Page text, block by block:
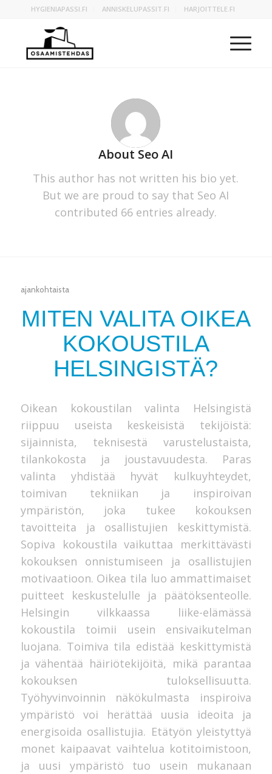
HYGIENIAPASSI.FI ANNISKELUPASSIT.FI HARJOITTELE.FI
About Seo AI
This author has not written his bio yet.
But we are proud to say that Seo AI
contributed 66 entries already.
ajankohtaista
MITEN VALITA OIKEA
KOKOUSTILA
HELSINGISTÄ?
Oikean kokoustilan valinta Helsingistä
riippuu useista keskeisistä tekijöistä:
sijainnista, teknisestä varustelustaista,
tilankokosta ja joustavuudesta. Paras
valinta yhdistää hyvät kulkuyhteydet,
toimivan tekniikan ja inspiroivan
ympäristön, joka tukee kokouksen
tavoitteita ja osallistujien keskittymistä.
Sopiva kokoustila vaikuttaa merkittävästi
kokouksen onnistumiseen ja osallistujien
motivaatioon. Oikea tila luo ammattimaiset
puitteet keskustelulle ja päätöksenteolle.
Helsingin vilkkaassa liike-elämässä
kokoustila toimii usein ensivaikutelman
luojana. Toimiva tila edistää keskittymistä
ja vähentää häiriötekijöitä, mikä parantaa
kokouksen tuloksellisuutta.
Työhyvinvoinnin näkökulmasta inspiroiva
ympäristö voi herättää uusia ideoita ja
energisoida osallistujia. Etätyön yleistyttyä
monet kaipaavat vaihtelua kotitoimistoon,
ja uusi ympäristö tuo usein mukanaan